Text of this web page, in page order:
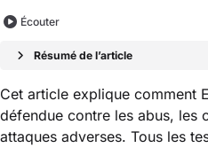
Écouter
Résumé de l’article
Cet article explique comment
défendue contre les abus, les
attaques adverses. Tous les